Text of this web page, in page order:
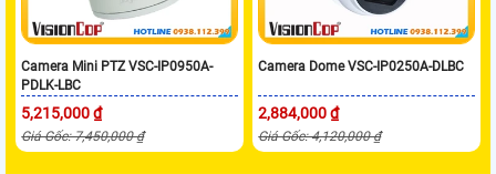
Camera Mini PTZ VSC-IP0950A-
PDLK-LBC
5,215,000 ₫
Giá Gốc: 7,450,000 ₫
Camera Dome VSC-IP0250A-DLBC
2,884,000 ₫
Giá Gốc: 4,120,000 ₫